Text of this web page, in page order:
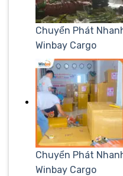
Chuyển Phát
Winbay Cargo
Chuyển Phát
Winbay Cargo